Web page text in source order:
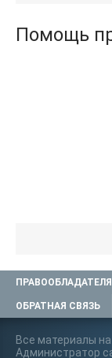
Помощь
ОБРАТНАЯ СВЯЗЬ
Все материалы
Администратор